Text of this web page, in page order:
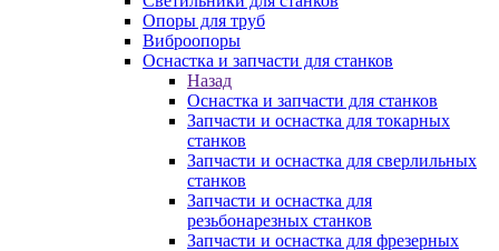
Опоры для труб
Виброопоры
Оснастка и запчасти для станков
Назад
Оснастка и запчасти для станков
Запчасти и оснастка для токарных
станков
Запчасти и оснастка для сверлильных
станков
Запчасти и оснастка для
резьбонарезных станков
Запчасти и оснастка для фрезерных